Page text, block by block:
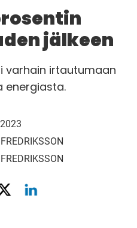
jälkeen
varhain irtautumaan
energiasta.